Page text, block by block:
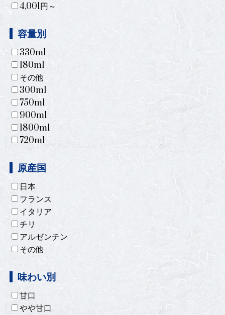
4,001円～
容量別
330ml
180ml
その他
300ml
750ml
900ml
1800ml
720ml
原産国
日本
フランス
イタリア
チリ
アルゼンチン
その他
味わい別
甘口
やや甘口